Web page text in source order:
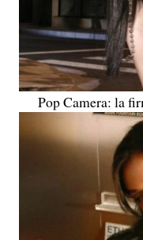
Pop Camera: la